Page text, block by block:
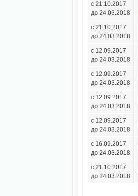
с 21.10.2017
до 24.03.2018
с 21.10.2017
до 24.03.2018
с 12.09.2017
до 24.03.2018
с 12.09.2017
до 24.03.2018
с 12.09.2017
до 24.03.2018
с 12.09.2017
до 24.03.2018
с 16.09.2017
до 24.03.2018
с 21.10.2017
до 24.03.2018